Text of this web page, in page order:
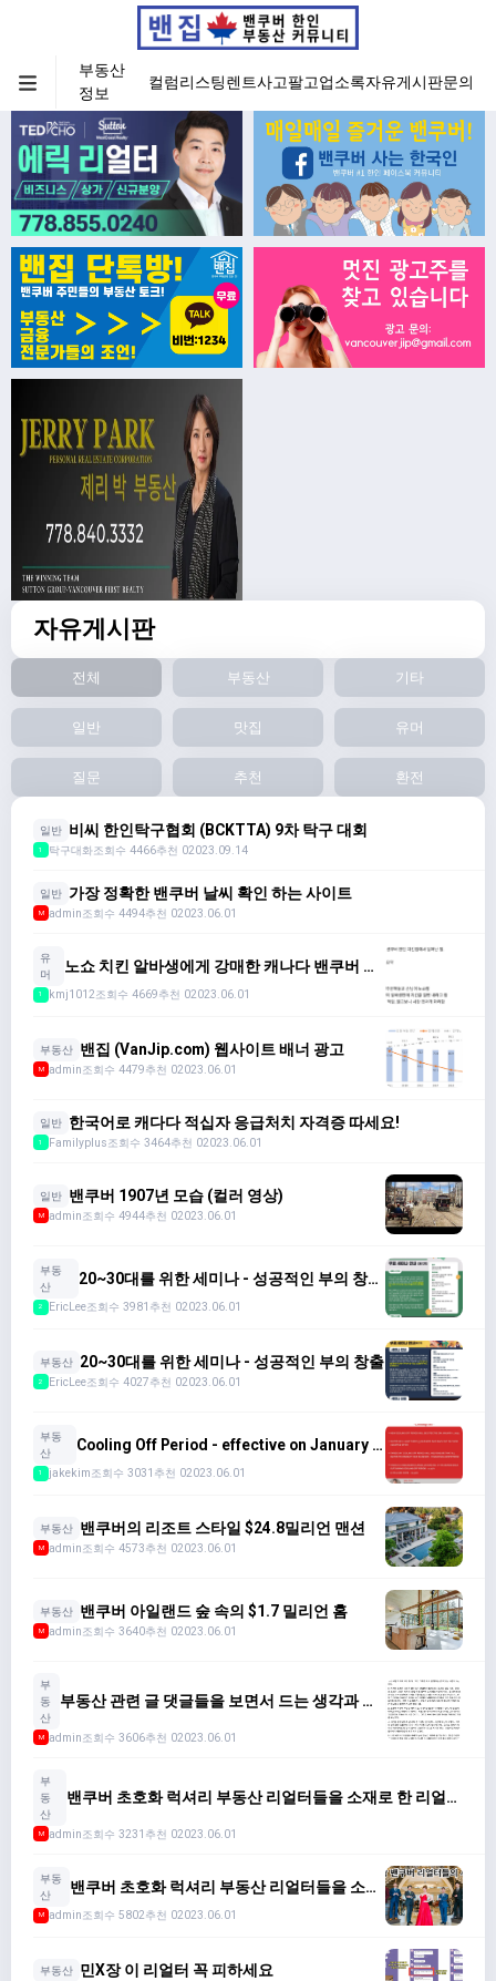
부동산
정보
컬럼리스팅렌트사고팔고업소록자유게시판문의
자유게시판
전체 부동산 기타
일반 맛집 유머
질문 추천 환전
일반 비씨 한인탁구협회 (BCKTTA) 9차 탁구 대회
1 탁구대화조회수 4466추천 02023.09.14
일반 가장 정확한 밴쿠버 날씨 확인 하는 사이트
M admin조회수 4494추천 02023.06.01
유
머
노쇼 치킨 알바생에게 강매한 캐나다 밴쿠버 한
1 kmj1012조회수 4669추천 02023.06.01
부동산 밴집 (VanJip.com) 웹사이트 배너 광고
M admin조회수 4479추천 02023.06.01
일반 한국어로 캐다다 적십자 응급처치 자격증 따세요!
1 Familyplus조회수 3464추천 02023.06.01
일반 밴쿠버 1907년 모습 (컬러 영상)
M admin조회수 4944추천 02023.06.01
부동
산
20~30대를 위한 세미나 - 성공적인 부의 창출
2 EricLee조회수 3981 추천 02023.06.01
부동산 20~30대를 위한 세미나 - 성공적인 부의 창출
2 EricLee조회수 4027추천 02023.06.01
부동
산
Cooling Off Period - effective on January 1,
1 jakekim조회수 3031 추천 02023.06.01
부동산 밴쿠버의 리조트 스타일 $24.8밀리언 맨션
M admin조회수 4573추천 02023.06.01
부동산 밴쿠버 아일랜드 숲 속의 $1.7 밀리언 홈
M admin조회수 3640추천 02023.06.01
부
동
산
부동산 관련 글 댓글들을 보면서 드는 생각과 특
스북 그룹 게시글 공유)
M admin조회수 3606추천 02023.06.01
부
동
산
밴쿠버 초호화 럭셔리 부동산 리얼터들을 소재로 한 리얼리
M admin조회수 3231 추천 02023.06.01
부동
산
밴쿠버 초호화 럭셔리 부동산 리얼터들을 소재
M admin조회수 5802추천 02023.06.01
부동산 민X장 이 리얼터 꼭 피하세요